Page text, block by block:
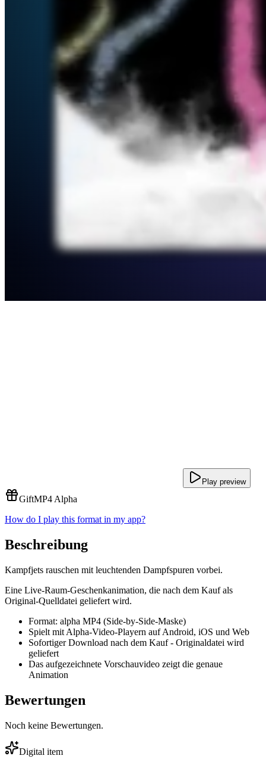
Play preview
GiftMP4 Alpha
How do I play this format in my app?
Beschreibung
Kampfjets rauschen mit leuchtenden Dampfspuren vorbei.
Eine Live-Raum-Geschenkanimation, die nach dem Kauf als
Original-Quelldatei geliefert wird.
Format: alpha MP4 (Side-by-Side-Maske)
Spielt mit Alpha-Video-Playern auf Android, iOS und Web
Sofortiger Download nach dem Kauf - Originaldatei wird
geliefert
Das aufgezeichnete Vorschauvideo zeigt die genaue
Animation
Bewertungen
Noch keine Bewertungen.
Digital item